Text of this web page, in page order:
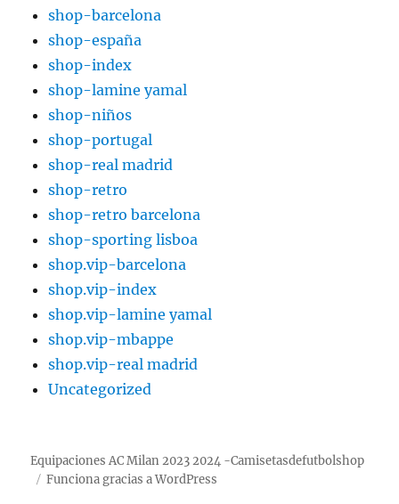
shop-barcelona
shop-españa
shop-index
shop-lamine yamal
shop-niños
shop-portugal
shop-real madrid
shop-retro
shop-retro barcelona
shop-sporting lisboa
shop.vip-barcelona
shop.vip-index
shop.vip-lamine yamal
shop.vip-mbappe
shop.vip-real madrid
Uncategorized
Equipaciones AC Milan 2023 2024 -Camisetasdefutbolshop
Funciona gracias a WordPress